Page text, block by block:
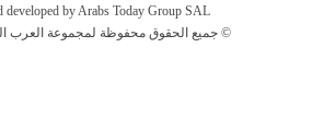
developed by Arabs Today Group SAL
جميع الحقوق محفوظة لمجموعة العرب اليوم الاعلامية 2025 ©